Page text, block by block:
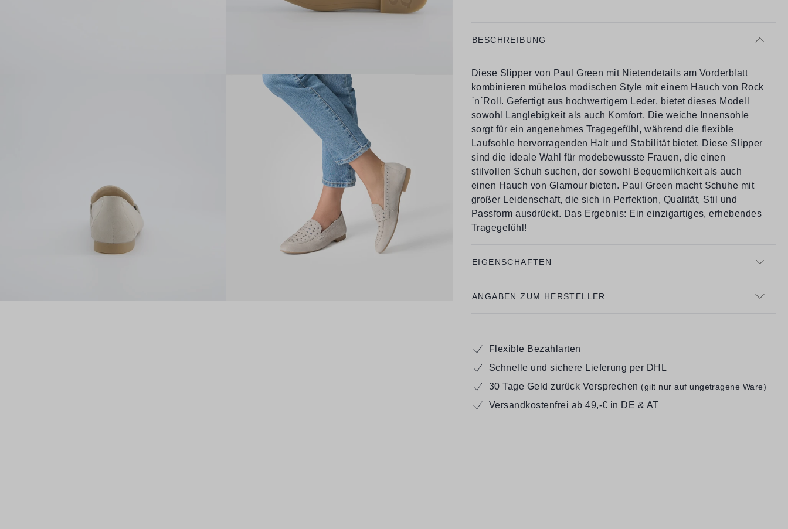
BESCHREIBUNG
Diese Slipper von Paul Green mit Nietendetails am Vorderblatt
kombinieren mühelos modischen Style mit einem Hauch von Rock
`n`Roll. Gefertigt aus hochwertigem Leder, bietet dieses Modell
sowohl Langlebigkeit als auch Komfort. Die weiche Innensohle
sorgt für ein angenehmes Tragegefühl, während die flexible
Laufsohle hervorragenden Halt und Stabilität bietet. Diese Slipper
sind die ideale Wahl für modebewusste Frauen, die einen
stilvollen Schuh suchen, der sowohl Bequemlichkeit als auch
einen Hauch von Glamour bieten. Paul Green macht Schuhe mit
großer Leidenschaft, die sich in Perfektion, Qualität, Stil und
Passform ausdrückt. Das Ergebnis: Ein einzigartiges, erhebendes
Tragegefühl!
EIGENSCHAFTEN
ANGABEN ZUM HERSTELLER
Flexible Bezahlarten
Schnelle und sichere Lieferung per DHL
30 Tage Geld zurück Versprechen (gilt nur auf ungetragene Ware)
Versandkostenfrei ab 49,-€ in DE & AT